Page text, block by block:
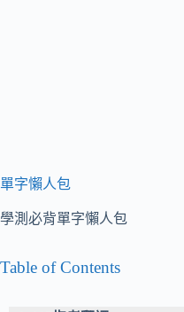
單字懶人包
學測必背單字懶人包
Table of Contents